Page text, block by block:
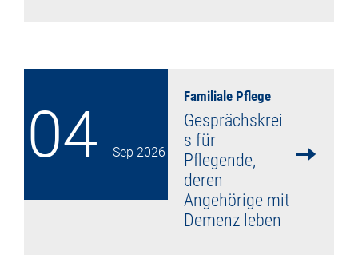
04 Sep 2026
Familiale Pflege
Gesprächskrei
s für
Pflegende,
deren
Angehörige mit
Demenz leben